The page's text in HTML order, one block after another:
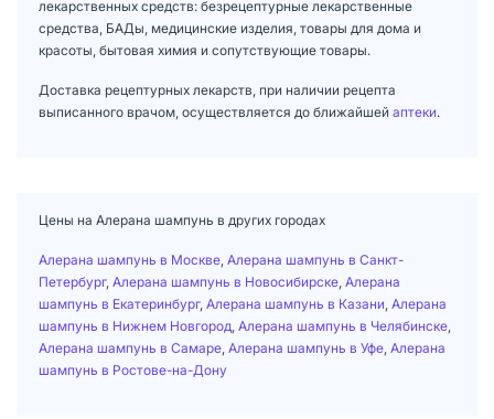
лекарственных средств: безрецептурные лекарственные
средства, БАДы, медицинские изделия, товары для дома и
красоты, бытовая химия и сопутствующие товары.
Доставка рецептурных лекарств, при наличии рецепта
выписанного врачом, осуществляется до ближайшей аптеки.
Цены на Алерана шампунь в других городах
Алерана шампунь в Москве Алерана шампунь в Санкт-
Петербург, Алерана шампунь в Новосибирске Алерана
шампунь в Екатеринбург, Алерана шампунь в Казани Алерана
шампунь в Нижнем Новгород Алерана шампунь в Челябинске
Алерана шампунь в Самаре Алерана шампунь в Уфе Алерана
шампунь в Ростове-на-Дону